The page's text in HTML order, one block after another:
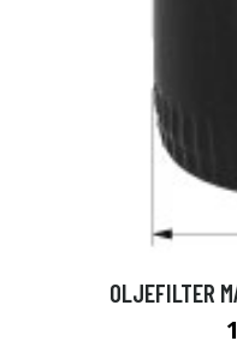
OLJEFILTER